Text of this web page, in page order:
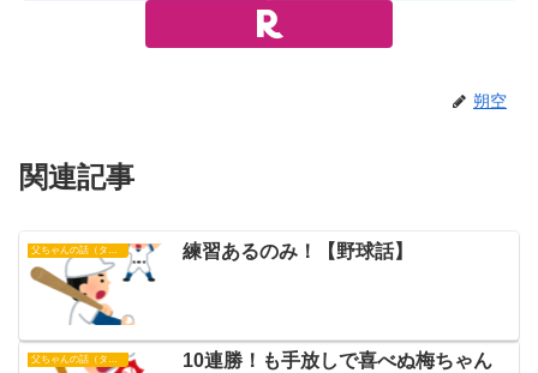
朔空
関連記事
練習あるのみ！【野球話】
父ちゃんの話（タイガース）
10連勝！も手放しで喜べぬ梅ちゃん